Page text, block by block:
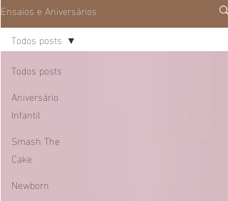
Ensaios e Aniversários
Todos posts
Aniversário
Infantil
Smash The
Cake
Newborn
Todos posts